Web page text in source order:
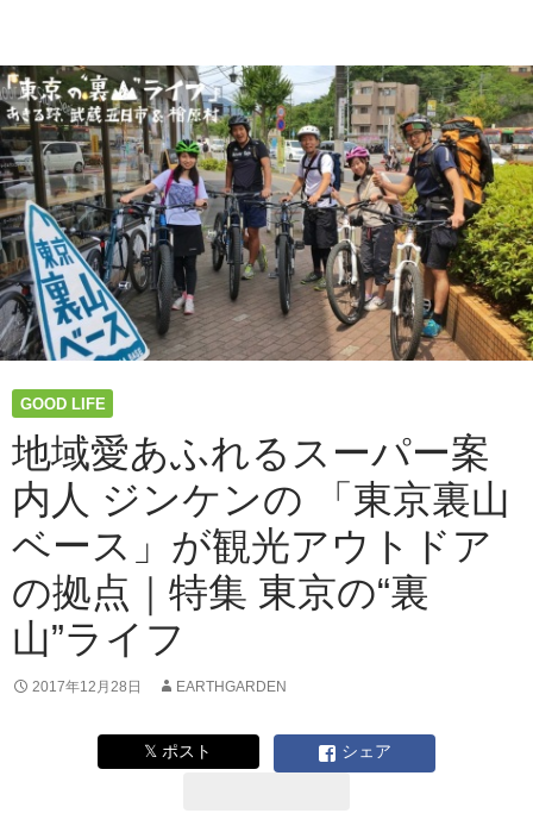
リ
ン
グ」
は、
狩
猟
文
化
の
イ
ノ
ベ
ー
ン
か！？
“サ
ラ
リ
ー
マ
ン
一
に
GOOD LIFE
地域愛あふれるスーパー案
内人 ジンケンの 「東京裏山
ベース」が観光アウトドア
の拠点｜特集 東京の“裏
山”ライフ
2017年12月28日 EARTHGARDEN
𝕏 ポスト シェア